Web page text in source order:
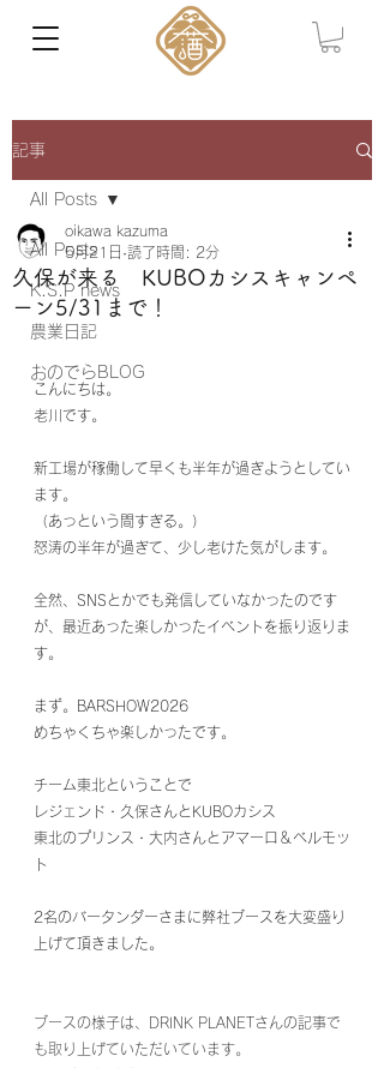
記事
All Posts
K.S.P news
農業日記
おのでらBLOG
All Posts
久保が来る KUBOカシスキャンペ
ーン5/31まで！
oikawa kazuma
5月21日 読了時間: 2分
こんにちは。
老川です。
新工場が稼働して早くも半年が過ぎようとしてい
ます。
（あっという間すぎる。）
怒涛の半年が過ぎて、少し老けた気がします。
全然、SNSとかでも発信していなかったのです
が、最近あった楽しかったイベントを振り返りま
す。
まず。BARSHOW2026
めちゃくちゃ楽しかったです。
チーム東北ということで
レジェンド・久保さんとKUBOカシス
東北のプリンス・大内さんとアマーロ＆ベルモッ
ト
2名のバータンダーさまに弊社ブースを大変盛り
上げて頂きました。
ブースの様子は、DRINK PLANETさんの記事で
も取り上げていただいています。